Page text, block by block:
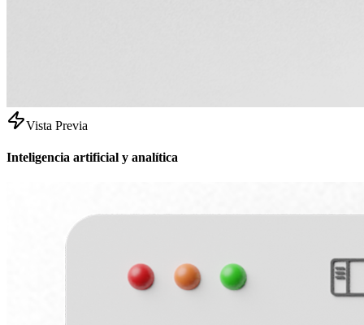
Vista Previa
Inteligencia artificial y analítica